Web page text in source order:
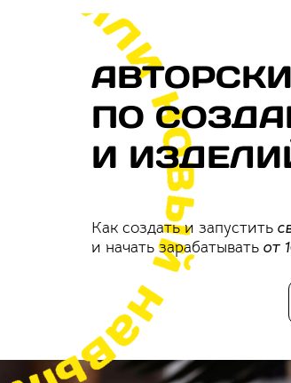
ПО
И
Как создать и запустить
и начать зарабатывать от